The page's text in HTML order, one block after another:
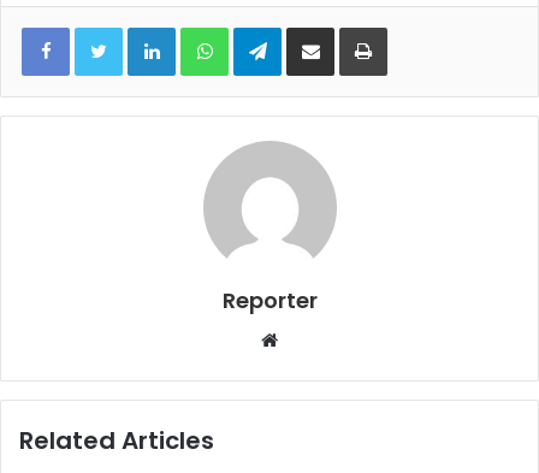
LinkedInWhatsAppTelegramShare via Email Print
Reporter
Website
Related Articles